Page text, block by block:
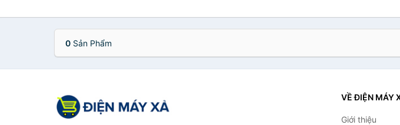
0 Sản Phẩm
VỀ ĐIỆN MÁY
Giới thiệu